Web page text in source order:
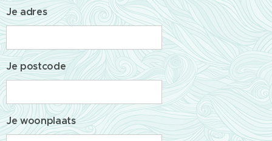
Je adres
Je postcode
Je woonplaats